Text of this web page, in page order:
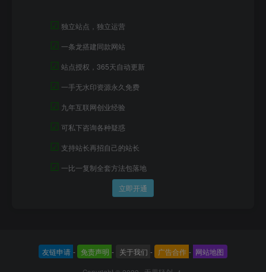
☑ 独立站点，独立运营
☑ 一条龙搭建同款网站
☑ 站点授权，365天自动更新
☑ 一手无水印资源永久免费
☑ 九年互联网创业经验
☑ 可私下咨询各种疑惑
☑ 支持站长再招自己的站长
☑ 一比一复制全套方法包落地
立即开通
友链申请 - 免责声明 - 关于我们 - 广告合作 - 网站地图